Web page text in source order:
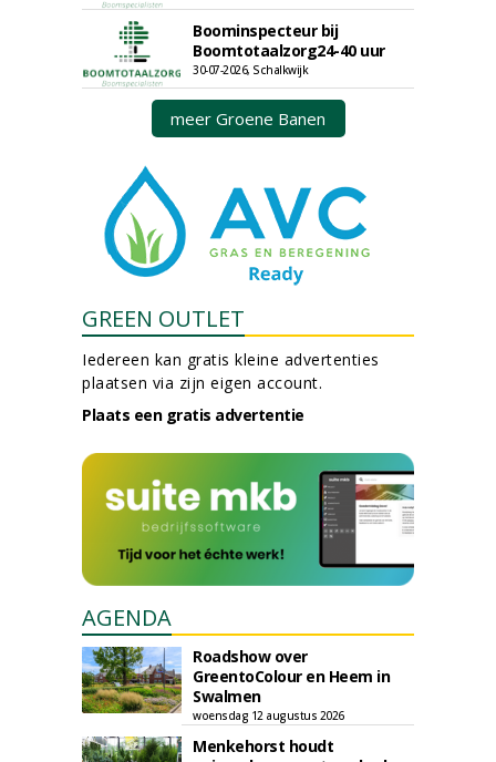
Boominspecteur bij
Boomtotaalzorg24-40 uur
30-07-2026, Schalkwijk
meer Groene Banen
GREEN OUTLET
Iedereen kan gratis kleine advertenties
plaatsen via zijn eigen account.
Plaats een gratis advertentie
AGENDA
Roadshow over
GreentoColour en Heem in
Swalmen
woensdag 12 augustus 2026
Menkehorst houdt